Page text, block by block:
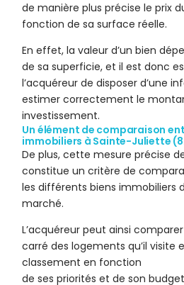
de manière plus précise le prix
fonction de sa surface réelle.
En effet, la valeur d’un bien
de sa superficie, et il est donc
l’acquéreur de disposer d’une
estimer correctement le
investissement.
Un élément de comparaison
immobiliers à Sainte-Juliette
De plus, cette mesure précise
constitue un critère de
les différents biens immobiliers
marché.
L’acquéreur peut ainsi
carré des logements qu’il visite
classement en fonction
de ses priorités et de son